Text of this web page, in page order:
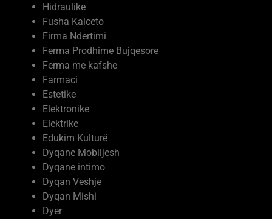
Hidraulike
Fusha Kalceto
Firma Ndertimi
Ferma Prodhime Bujqesore
Ferma me kafshe
Farmaci
Estetike
Elektronike
Elektrike
Edukim Kulturë
Dyqane Mobiljesh
Dyqane intimo
Dyqan Veshje
Dyqan Mishi
Dyer